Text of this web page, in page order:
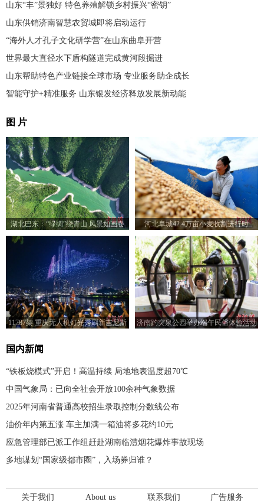
山东“丰”景独好 特色养殖解锁乡村振兴“密钥”
山东供销济南智慧农贸城即将启动运行
“海外人才孔子文化研学营”在山东曲阜开营
世界最大直径水下盾构隧道完成黄河段掘进
山东帮助特色产业链接全球市场 专业服务助企成长
智能守护+精准服务 山东银发经济释放发展新动能
图 片
湖北巴东：“绿绸”绕青山 风景如画卷 河北阜城42.4万亩小麦收割进行时
11787架 重庆无人机灯光秀刷新吉尼斯
济南趵突泉公园举办端午民俗体验活动
国内新闻
“铁板烧模式”开启！高温持续 局地地表温度超70℃
中国气象局：已向全社会开放100余种气象数据
2025年河南省普通高校招生录取控制分数线公布
油价年内第五涨 车主加满一箱油将多花约10元
应急管理部已派工作组赶赴湖南临澧烟花爆炸事故现场
多地谋划“国家级都市圈”，入场券归谁？
关于我们 About us 联系我们 广告服务